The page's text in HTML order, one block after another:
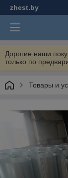
zhest.by
Дорогие наши
только по
Товары и